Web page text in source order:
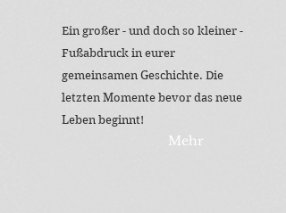
Ein großer - und doch so kleiner -
Fußabdruck in eurer
gemeinsamen Geschichte. Die
letzten Momente bevor das neue
Leben beginnt!
Mehr